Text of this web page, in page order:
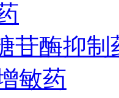
苷酶抑制
敏药